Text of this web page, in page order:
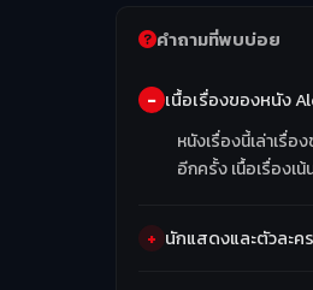
คำถามที่พบบ่อย
เนื้อเรื่องของหนัง
หนังเรื่องนี้เล่าเรื่
อีกครั้ง เนื้อเรื่องเ
นักแสดงและตัวละค